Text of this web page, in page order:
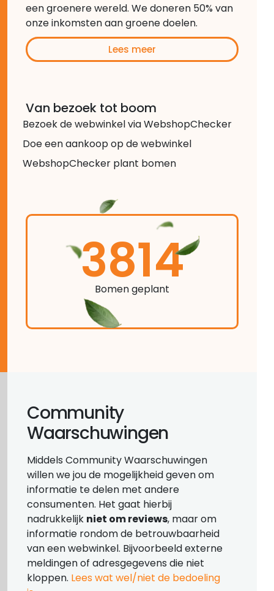
een groenere wereld. We doneren 50% van
onze inkomsten aan groene doelen.
Lees meer
Van bezoek tot boom
Bezoek de webwinkel via WebshopChecker
Doe een aankoop op de webwinkel
WebshopChecker plant bomen
3814
Bomen geplant
Community
Waarschuwingen
Middels Community Waarschuwingen
willen we jou de mogelijkheid geven om
informatie te delen met andere
consumenten. Het gaat hierbij
nadrukkelijk niet om reviews, maar om
informatie rondom de betrouwbaarheid
van een webwinkel. Bijvoorbeeld externe
meldingen of adresgegevens die niet
kloppen. Lees wat wel/niet de bedoeling